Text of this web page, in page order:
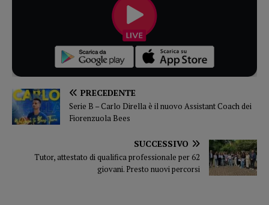
PRECEDENTE
Serie B – Carlo Dirella è il nuovo Assistant Coach dei
Fiorenzuola Bees
SUCCESSIVO
Tutor, attestato di qualifica professionale per 62
giovani. Presto nuovi percorsi